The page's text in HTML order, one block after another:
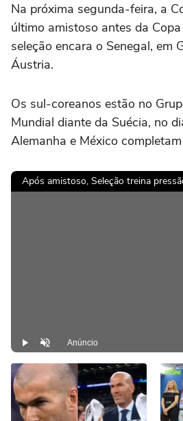
Na próxima segunda-feira, a
último amistoso antes da
seleção encara o Senegal, em
Áustria.
Os sul-coreanos estão no
Mundial diante da Suécia, no
Alemanha e México
Após amistoso, Seleção treina
Play DesmutarAnúncio